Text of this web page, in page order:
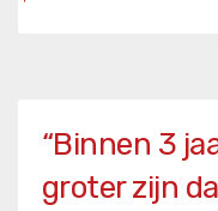
“Binnen 3
groter zijn